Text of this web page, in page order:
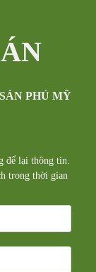
PHÚ MỸ
để lại thông tin.
trong thời gian